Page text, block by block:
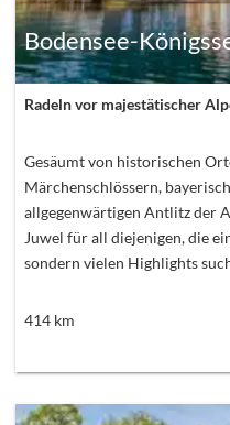
Bodensee-
Radeln vor majestätischer
Gesäumt von historischen
Märchenschlössern,
allgegenwärtigen Antlitz der
Juwel für all diejenigen, die
sondern vielen Highlights
414km